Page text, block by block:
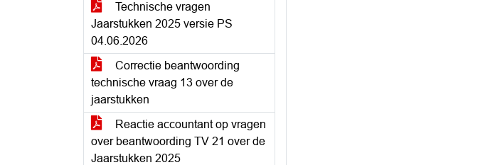
Technische vragen
Jaarstukken 2025 versie PS
04.06.2026
Correctie beantwoording
technische vraag 13 over de
jaarstukken
Reactie accountant op vragen
over beantwoording TV 21 over de
Jaarstukken 2025